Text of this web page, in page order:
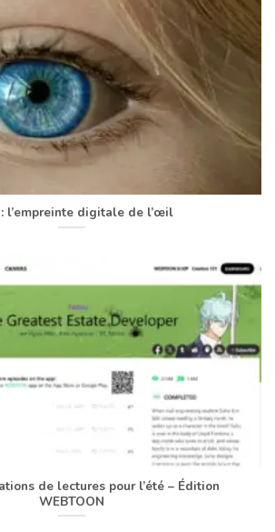
: l’empreinte digitale de l’œil
de lectures pour l’été – Édition
WEBTOON